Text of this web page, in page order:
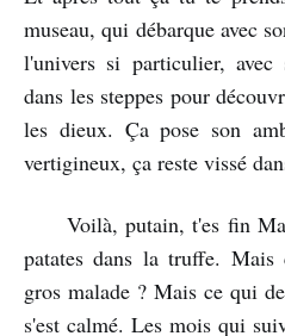
museau, qui débarque avec
l'univers si particulier,
dans les steppes pour
les dieux. Ça pose son
vertigineux, ça reste vissé
Voilà, putain, t'es fin
patates dans la truffe. Mais
gros malade ? Mais ce qui
s'est calmé. Les mois qui